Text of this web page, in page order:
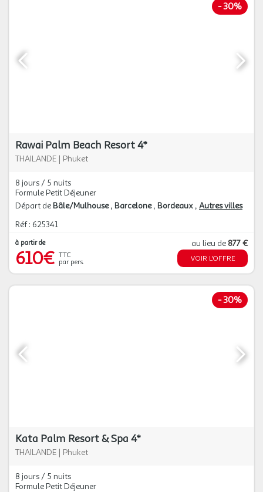
-30%
Rawai Palm Beach Resort 4*
THAILANDE | Phuket
8 jours / 5 nuits
Formule Petit Déjeuner
Départ de Bâle/Mulhouse Barcelone Bordeaux Autres villes
Réf : 625341
à partir de
610€ TTC
par pers.
au lieu de 877 €
VOIR L'OFFRE
-30%
Kata Palm Resort & Spa 4*
THAILANDE | Phuket
8 jours / 5 nuits
Formule Petit Déjeuner